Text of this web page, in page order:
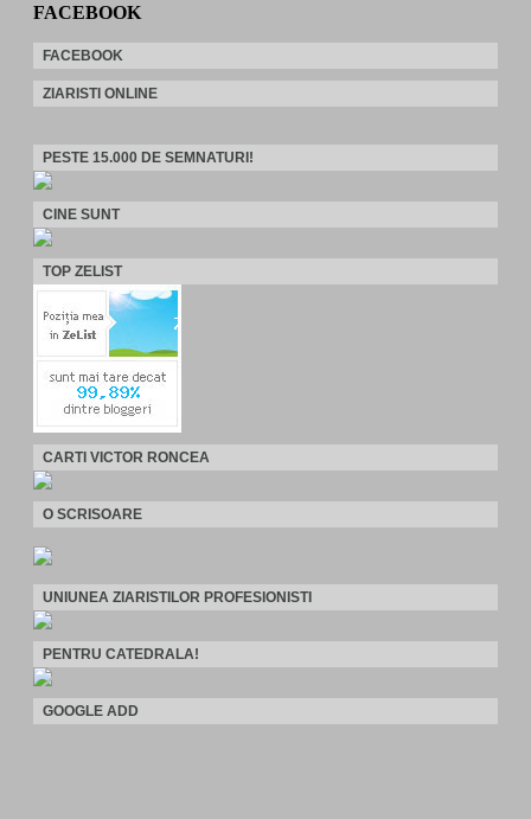
FACEBOOK
FACEBOOK
ZIARISTI ONLINE
PESTE 15.000 DE SEMNATURI!
CINE SUNT
TOP ZELIST
CARTI VICTOR RONCEA
O SCRISOARE
UNIUNEA ZIARISTILOR PROFESIONISTI
PENTRU CATEDRALA!
GOOGLE ADD